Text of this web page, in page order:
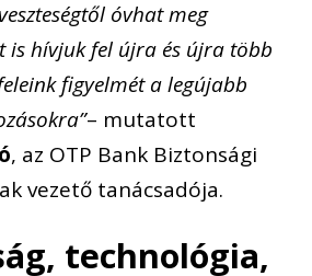
óvhat meg
is hívjuk fel újra és újra több
figyelmét a legújabb
– mutatott
, az OTP Bank Biztonsági
vezető tanácsadója.
technológia,